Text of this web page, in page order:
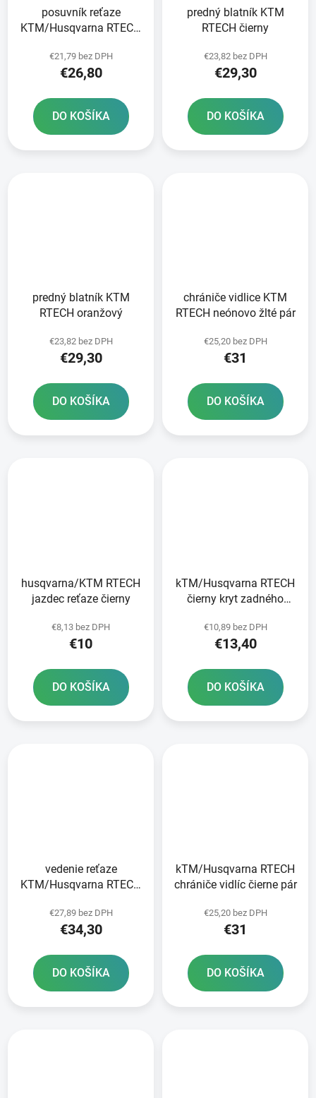
posuvník reťaze
KTM/Husqvarna RTECH
€21,79 bez DPH
€26,80
DO KOŠÍKA
predný blatník KTM
RTECH čierny
€23,82 bez DPH
€29,30
DO KOŠÍKA
predný blatník KTM
RTECH oranžový
€23,82 bez DPH
€29,30
DO KOŠÍKA
chrániče vidlice KTM
RTECH neónovo žlté pár
€25,20 bez DPH
€31
DO KOŠÍKA
husqvarna/KTM RTECH
jazdec reťaze čierny
€8,13 bez DPH
€10
DO KOŠÍKA
kTM/Husqvarna RTECH
čierny kryt zadného
€10,89 bez DPH
€13,40
DO KOŠÍKA
vedenie reťaze
KTM/Husqvarna RTECH
€27,89 bez DPH
€34,30
DO KOŠÍKA
kTM/Husqvarna RTECH
chrániče vidlíc čierne pár
€25,20 bez DPH
€31
DO KOŠÍKA